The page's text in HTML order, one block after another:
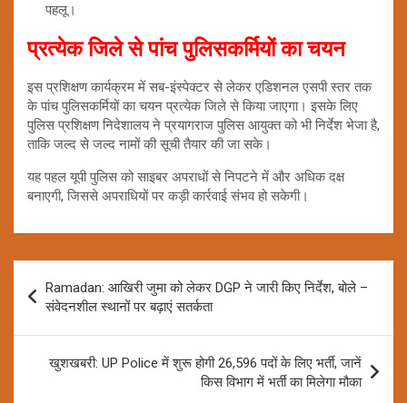
पहलू।
प्रत्येक जिले से पांच पुलिसकर्मियों का चयन
इस प्रशिक्षण कार्यक्रम में सब-इंस्पेक्टर से लेकर एडिशनल एसपी स्तर तक
के पांच पुलिसकर्मियों का चयन प्रत्येक जिले से किया जाएगा। इसके लिए
पुलिस प्रशिक्षण निदेशालय ने प्रयागराज पुलिस आयुक्त को भी निर्देश भेजा है,
ताकि जल्द से जल्द नामों की सूची तैयार की जा सके।
यह पहल यूपी पुलिस को साइबर अपराधों से निपटने में और अधिक दक्ष
बनाएगी, जिससे अपराधियों पर कड़ी कार्रवाई संभव हो सकेगी।
navigation
Ramadan: आखिरी जुमा को लेकर DGP ने जारी किए निर्देश, बोले –
संवेदनशील स्थानों पर बढ़ाएं सतर्कता
खुशखबरी: UP Police में शुरू होगी 26,596 पदों के लिए भर्ती, जानें
किस विभाग में भर्ती का मिलेगा मौका